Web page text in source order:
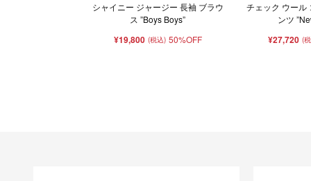
シャイニー ジャージー 長袖 ブラウ
ス ”Boys Boys”
¥19,800 (税込) 50%OFF
チェック ウール
ンツ
¥27,720 (